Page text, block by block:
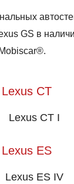
GS в
Lexus CT
Lexus CT I
Lexus ES
Lexus ES IV